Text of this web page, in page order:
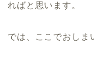
ればと思います。
では、ここでおしま